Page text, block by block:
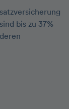
bis zu 37%